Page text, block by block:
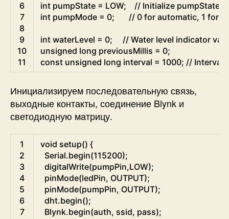
6
7
8
9
10
11
int pumpState = LOW;
// Initialize pumpState
int pumpMode = 0; // 0 for automatic, 1 for
int waterLevel = 0;
// Water level indicator
unsigned long previousMillis = 0;
const unsigned long interval = 1000; // Interval
Инициализируем последовательную связь,
выходные контакты, соединение Blynk и
светодиодную матрицу.
1
2
3
4
5
6
7
void setup() {
Serial.begin(115200);
digitalWrite(pumpPin,LOW);
pinMode(ledPin, OUTPUT);
pinMode(pumpPin, OUTPUT);
dht.begin();
Blynk.begin(auth, ssid, pass);